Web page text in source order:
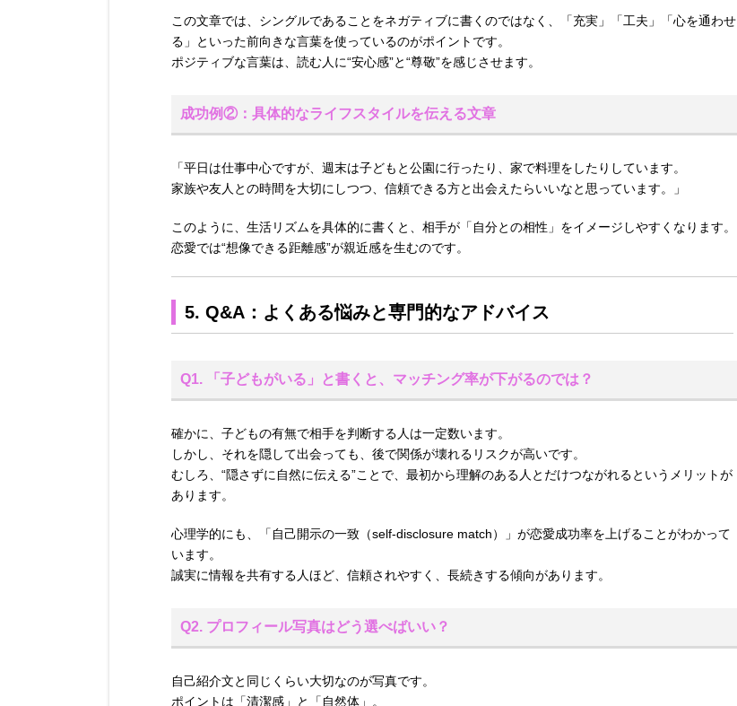
この文章では、シングルであることをネガティブに書くのではなく、「充実」「工夫」「心を通わせ
る」といった前向きな言葉を使っているのがポイントです。
ポジティブな言葉は、読む人に“安心感”と“尊敬”を感じさせます。
成功例②：具体的なライフスタイルを伝える文章
「平日は仕事中心ですが、週末は子どもと公園に行ったり、家で料理をしたりしています。
家族や友人との時間を大切にしつつ、信頼できる方と出会えたらいいなと思っています。」
このように、生活リズムを具体的に書くと、相手が「自分との相性」をイメージしやすくなります。
恋愛では“想像できる距離感”が親近感を生むのです。
5. Q&A：よくある悩みと専門的なアドバイス
Q1. 「子どもがいる」と書くと、マッチング率が下がるのでは？
確かに、子どもの有無で相手を判断する人は一定数います。
しかし、それを隠して出会っても、後で関係が壊れるリスクが高いです。
むしろ、“隠さずに自然に伝える”ことで、最初から理解のある人とだけつながれるというメリットが
あります。
心理学的にも、「自己開示の一致（self-disclosure match）」が恋愛成功率を上げることがわかって
います。
誠実に情報を共有する人ほど、信頼されやすく、長続きする傾向があります。
Q2. プロフィール写真はどう選べばいい？
自己紹介文と同じくらい大切なのが写真です。
ポイントは「清潔感」と「自然体」。